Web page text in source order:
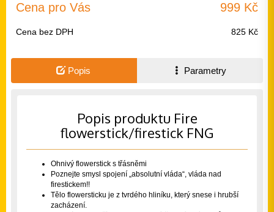
Cena pro Vás 999 Kč
Cena bez DPH 825 Kč
Popis Parametry
Popis produktu Fire
flowerstick/firestick FNG
Ohnivý flowerstick s třásněmi
Poznejte smysl spojení „absolutní vláda“, vláda nad
firestickem!!
Tělo flowersticku je z tvrdého hliníku, který snese i hrubší
zacházení.